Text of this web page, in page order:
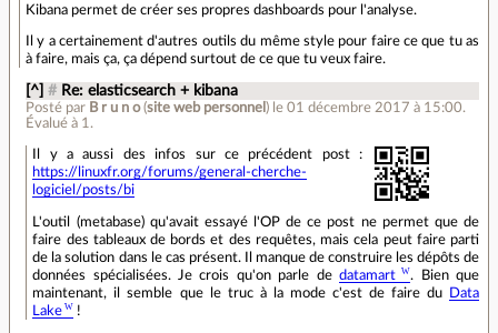
Kibana permet de créer ses propres dashboards pour l'analyse.
Il y a certainement d'autres outils du même style pour faire ce que tu as
à faire, mais ça, ça dépend surtout de ce que tu veux faire.
[^] # Re: elasticsearch + kibana
Posté par B r u n o(site web personnel ) le 01 décembre 2017 à 15:00.
Évalué à 1 .
Il y a aussi des infos sur ce précédent post :
https://linuxfr.org/forums/general-cherche-
logiciel/posts/bi
L'outil (metabase) qu'avait essayé l'OP de ce post ne permet que de
faire des tableaux de bords et des requêtes, mais cela peut faire parti
de la solution dans le cas présent. Il manque de construire les dépôts de
données spécialisées. Je crois qu'on parle de datamart
. Bien que
maintenant, il semble que le truc à la mode c'est de faire du
Data
Lake
!